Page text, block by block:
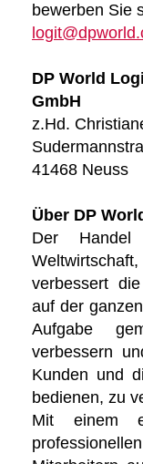
bewerben Sie
DP World
GmbH
z.Hd.
41468 Neuss
Über DP
Der
verbessert
auf der
Aufgabe
verbessern
Kunden und
bedienen, zu
Mit einem